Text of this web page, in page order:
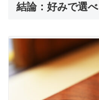
結論：好みで選